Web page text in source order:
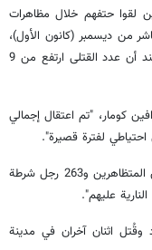
لقوا حتفهم خلال مظاهرات
من ديسمبر (كانون الأول)،
فيما ذكر مسؤول في ولاية "أوتار براديش" شمال الهند أن عدد القتلى ارتفع من 9
كومار، "تم اعتقال إجمالي
وتابع كومار، "هناك 15 شخصاً بين قتيل وجريح بين المتظاهرين و263 رجل شرطة
وقُتل اثنان آخران في مدينة